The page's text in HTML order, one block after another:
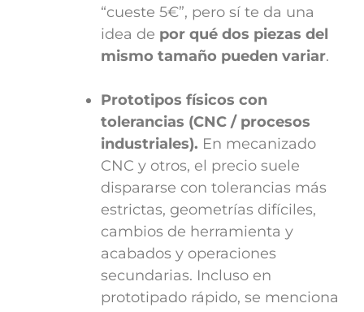
“cueste 5€”, pero sí te da una
idea de por qué dos piezas del
mismo tamaño pueden variar.
Prototipos físicos con
tolerancias (CNC / procesos
industriales). En mecanizado
CNC y otros, el precio suele
dispararse con tolerancias más
estrictas, geometrías difíciles,
cambios de herramienta y
acabados y operaciones
secundarias. Incluso en
prototipado rápido, se menciona